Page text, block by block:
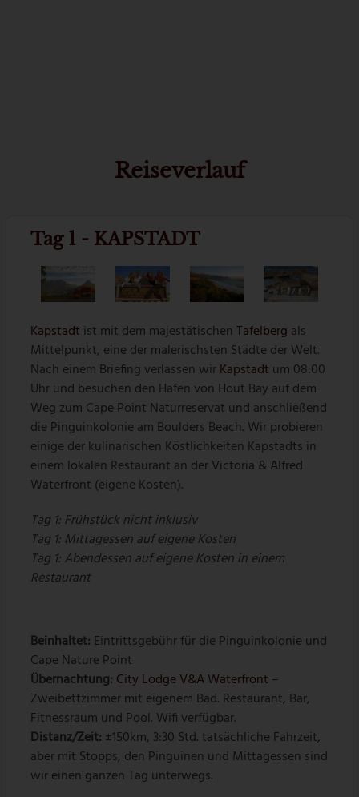
Reiseverlauf
Tag 1 - KAPSTADT
Kapstadt ist mit dem majestätischenTafelberg als
Mittelpunkt, eine der malerischsten Städte der Welt.
Nach einem Briefing verlassen wirKapstadt um 08:00
Uhr und besuchen den Hafen von Hout Bay auf dem
Weg zum Cape Point Naturreservat und anschließend
die Pinguinkolonie am Boulders Beach. Wir probieren
einige der kulinarischen Köstlichkeiten Kapstadts in
einem lokalen Restaurant an der Victoria & Alfred
Waterfront (eigene Kosten).
Tag 1: Frühstück nicht inklusiv
Tag 1: Mittagessen auf eigene Kosten
Tag 1: Abendessen auf eigene Kosten in einem
Restaurant
Beinhaltet: Eintrittsgebühr für die Pinguinkolonie und
Cape Nature Point
Übernachtung: City Lodge V&A Waterfront –
Zweibettzimmer mit eigenem Bad. Restaurant, Bar,
Fitnessraum und Pool. Wifi verfügbar.
Distanz/Zeit: ±150km, 3:30 Std. tatsächliche Fahrzeit,
aber mit Stopps, den Pinguinen und Mittagessen sind
wir einen ganzen Tag unterwegs.